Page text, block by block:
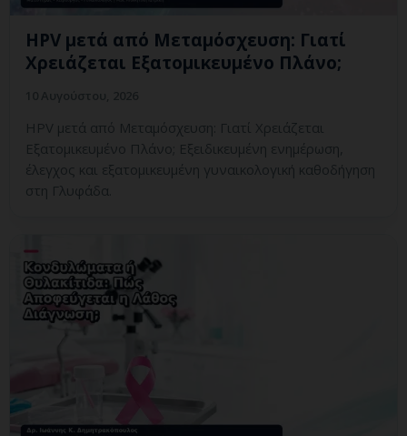
HPV μετά από Μεταμόσχευση: Γιατί
Χρειάζεται Εξατομικευμένο Πλάνο;
HPV μετά από Μεταμόσχευση: Γιατί Χρειάζεται
Εξατομικευμένο Πλάνο; Εξειδικευμένη ενημέρωση,
έλεγχος και εξατομικευμένη γυναικολογική καθοδήγηση
στη Γλυφάδα.